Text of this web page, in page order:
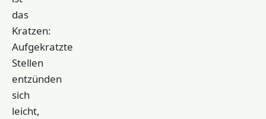
das
Kratzen:
Aufgekratzte
Stellen
entzünden
sich
leicht,